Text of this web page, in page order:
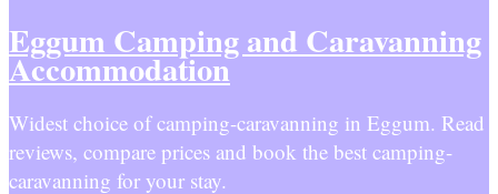
Eggum Camping and Caravanning
Accommodation
Widest choice of camping-caravanning in Eggum. Read
reviews, compare prices and book the best camping-
caravanning for your stay.